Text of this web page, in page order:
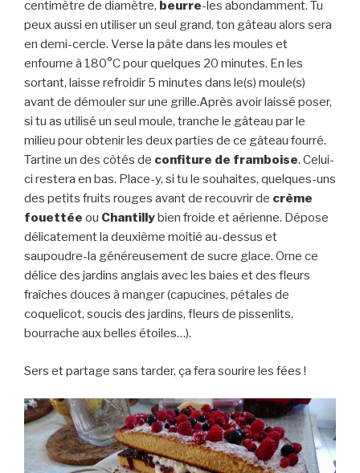
centimètre de diamètre, beurre-les abondamment. Tu
peux aussi en utiliser un seul grand, ton gâteau alors sera
en demi-cercle. Verse la pâte dans les moules et
enfourne à 180°C pour quelques 20 minutes. En les
sortant, laisse refroidir 5 minutes dans le(s) moule(s)
avant de démouler sur une grille.Après avoir laissé poser,
si tu as utilisé un seul moule, tranche le gâteau par le
milieu pour obtenir les deux parties de ce gâteau fourré.
Tartine un des côtés de confiture de framboise. Celui-
ci restera en bas. Place-y, si tu le souhaites, quelques-uns
des petits fruits rouges avant de recouvrir de crème
fouettée ou Chantillybien froide et aérienne. Dépose
délicatement la deuxième moitié au-dessus et
saupoudre-la généreusement de sucre glace. Orne ce
délice des jardins anglais avec les baies et des fleurs
fraîches douces à manger (capucines, pétales de
coquelicot, soucis des jardins, fleurs de pissenlits,
bourrache aux belles étoiles…).
Sers et partage sans tarder, ça fera sourire les fées !